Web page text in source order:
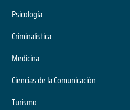
Psicología
Criminalística
Medicina
Ciencias de la Comunicación
Turismo